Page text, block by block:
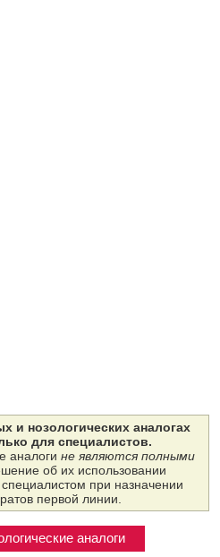
и нозологических аналогах
для специалистов.
аналоги не являются полными
об их использовании
при назначении
первой линии.
аналоги